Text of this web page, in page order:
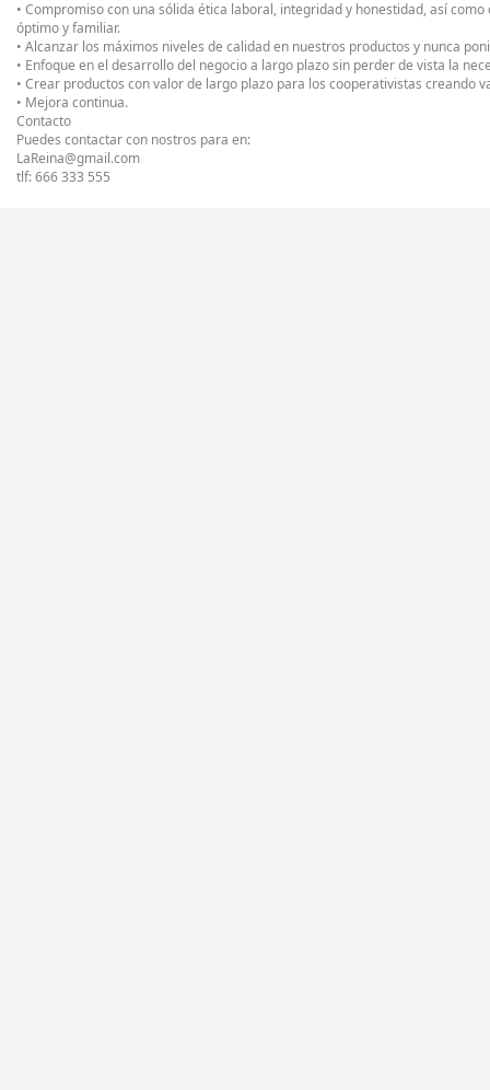
• Compromiso con una sólida ética laboral, integridad y honestidad, así
óptimo y familiar.
• Alcanzar los máximos niveles de calidad en nuestros productos y nunca
• Enfoque en el desarrollo del negocio a largo plazo sin perder de vista la
• Crear productos con valor de largo plazo para los cooperativistas creando
• Mejora continua.
Contacto
Puedes contactar con nostros para en:
LaReina@gmail.com
tlf: 666 333 555